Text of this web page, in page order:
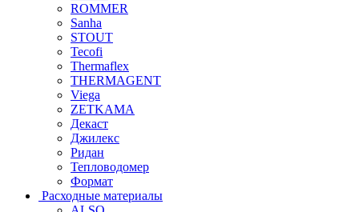
ROMMER
Sanha
STOUT
Tecofi
Thermaflex
THERMAGENT
Viega
ZETKAMA
Декаст
Джилекс
Ридан
Тепловодомер
Формат
Расходные материалы